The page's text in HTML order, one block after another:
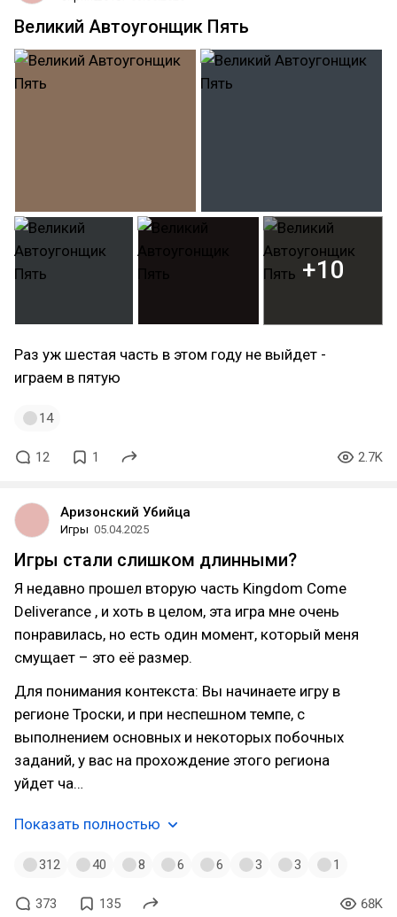
Великий Автоугонщик Пять
+10
Раз уж шестая часть в этом году не выйдет -
играем в пятую
14
12 1 2.7K
Аризонский Убийца
Игры 05.04.2025
Игры стали слишком длинными?
Я недавно прошел вторую часть Kingdom Come
Deliverance , и хоть в целом, эта игра мне очень
понравилась, но есть один момент, который меня
смущает – это её размер.
Для понимания контекста: Вы начинаете игру в
регионе Троски, и при неспешном темпе, с
выполнением основных и некоторых побочных
заданий, у вас на прохождение этого региона
уйдет ча…
Показать полностью
312 40 8 6 6 3 3 1
373 135 68K